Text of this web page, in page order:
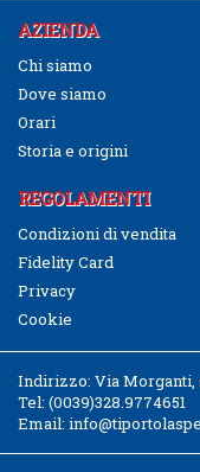
AZIENDA
Chi siamo
Dove siamo
Orari
Storia e origini
REGOLAMENTI
Condizioni di vendita
Fidelity Card
Privacy
Cookie
Indirizzo: Via Morganti,
Tel: (0039)328.9774651
Email: